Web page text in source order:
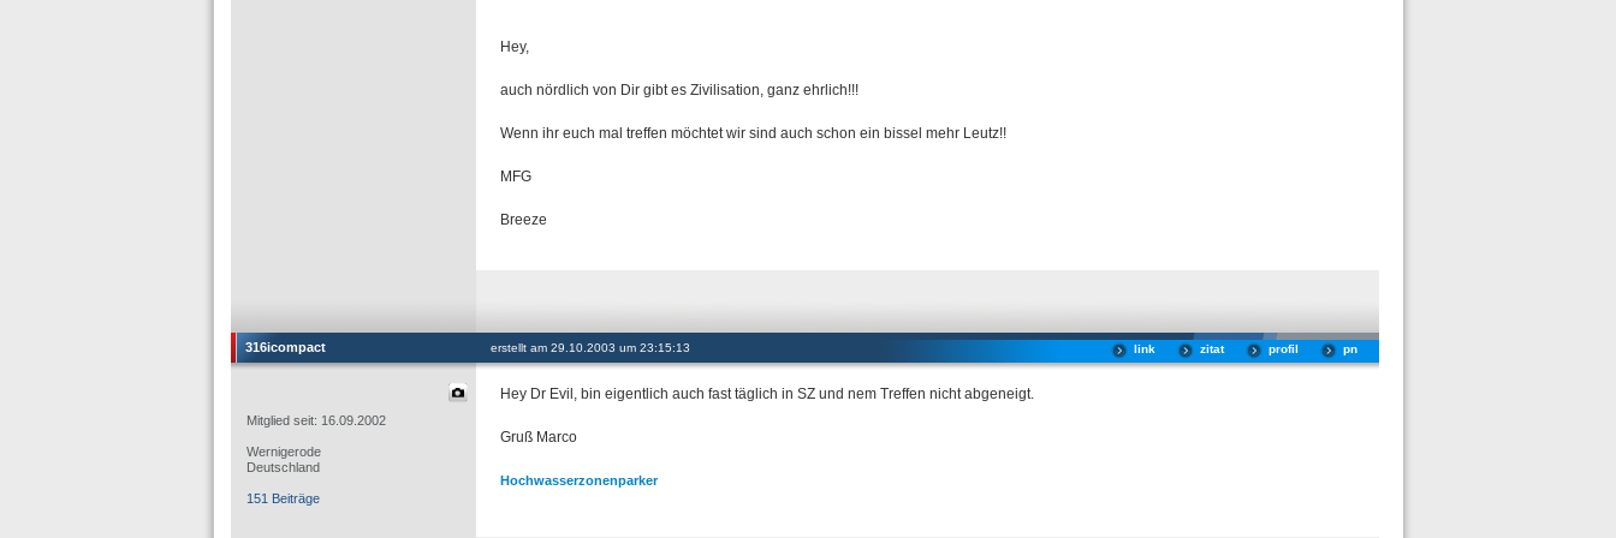
Hey,
auch nördlich von Dir gibt es Zivilisation, ganz ehrlich!!!
Wenn ihr euch mal treffen möchtet wir sind auch schon ein bissel mehr Leutz!!
MFG
Breeze
316icompact erstellt am 29.10.2003 um 23:15:13 pn
profil
zitat
link
Mitglied seit: 16.09.2002
Wernigerode
Deutschland
151 Beiträge
Hey Dr Evil, bin eigentlich auch fast täglich in SZ und nem Treffen nicht abgeneigt.
Gruß Marco
Hochwasserzonenparker